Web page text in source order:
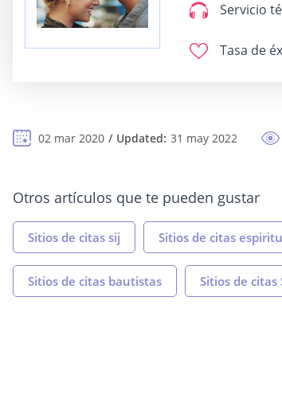
Servicio
Tasa de
02 mar 2020 Updated: 31 may 2022
Otros artículos que te pueden gustar
Sitios de citas sij Sitios de citas
Sitios de citas bautistas Sitios de citas